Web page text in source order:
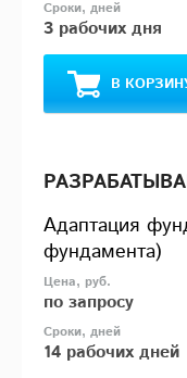
3 рабочих дня
В
Адаптация
фундамента)
по запросу
14 рабочих дней